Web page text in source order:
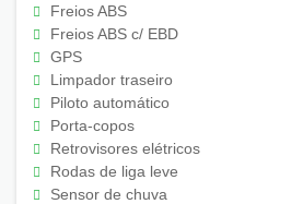
Freios ABS
Freios ABS c/ EBD
GPS
Limpador traseiro
Piloto automático
Porta-copos
Retrovisores elétricos
Rodas de liga leve
Sensor de chuva